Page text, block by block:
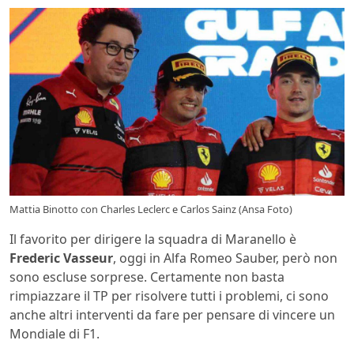
Mattia Binotto con Charles Leclerc e Carlos Sainz (Ansa Foto)
Il favorito per dirigere la squadra di Maranello è
Frederic Vasseur, oggi in Alfa Romeo Sauber, però non
sono escluse sorprese. Certamente non basta
rimpiazzare il TP per risolvere tutti i problemi, ci sono
anche altri interventi da fare per pensare di vincere un
Mondiale di F1.